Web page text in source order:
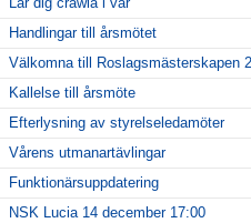
Handlingar till årsmötet
Välkomna till Roslagsmästerskapen
Kallelse till årsmöte
Efterlysning av styrelseledamöter
Vårens utmanartävlingar
Funktionärsuppdatering
NSK Lucia 14 december 17:00